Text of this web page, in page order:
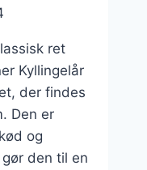
ret
Kyllingelår
der findes
Den er
og
den til en